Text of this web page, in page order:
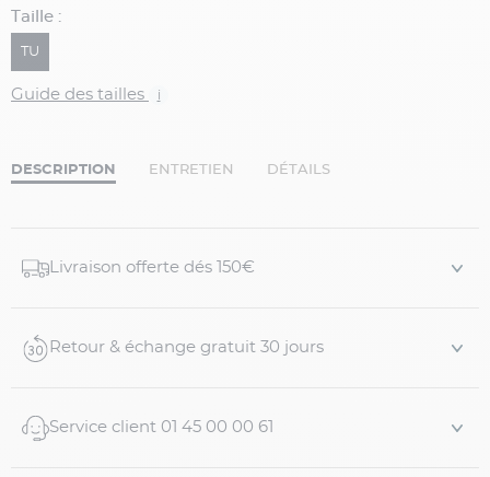
Taille :
TU
Guide des tailles i
DESCRIPTION ENTRETIEN DÉTAILS
Livraison offerte dés 150€
Retour & échange gratuit 30 jours
Service client 01 45 00 00 61